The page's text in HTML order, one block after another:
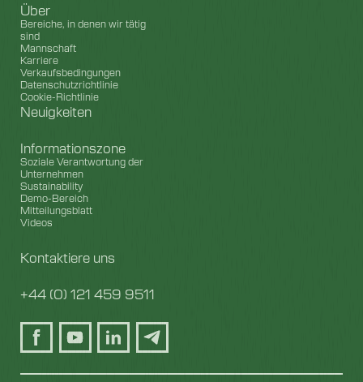
Über
Bereiche, in denen wir tätig
sind
Mannschaft
Karriere
Verkaufsbedingungen
Datenschutzrichtlinie
Cookie-Richtlinie
Neuigkeiten
Informationszone
Soziale Verantwortung der
Unternehmen
Sustainability
Demo-Bereich
Mitteilungsblatt
Videos
Kontaktiere uns
+44 (0) 121 459 9511